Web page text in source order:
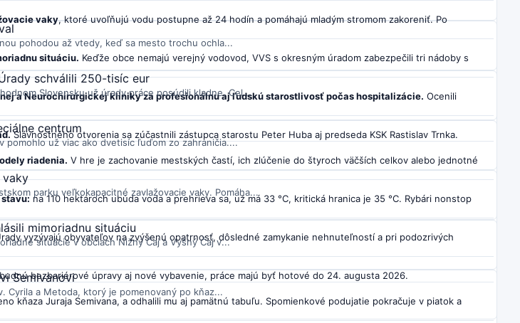
vaky, ktoré uvoľňujú vodu postupne až 24 hodín a pomáhajú mladým stromom zakoreniť. Po
situáciu. Keďže obce nemajú verejný vodovod, VVS s okresným úradom zabezpečili tri nádoby s
a Neurochirurgickej kliniky za profesionálnu aj ľudskú starostlivosť počas hospitalizácie. Ocenili
Slávnostného otvorenia sa zúčastnili zástupca starostu Peter Huba aj predseda KSK Rastislav Trnka.
riadenia. V hre je zachovanie mestských častí, ich zlúčenie do štyroch väčších celkov alebo jednotné
na 110 hektároch ubúda voda a prehrieva sa, už má 33 °C, kritická hranica je 35 °C. Rybári nonstop
vyzývajú obyvateľov na zvýšenú opatrnosť, dôsledné zamykanie nehnuteľností a pri podozrivých
bezbariérové úpravy aj nové vybavenie, práce majú byť hotové do 24. augusta 2026.
kňaza Juraja Semivana, a odhalili mu aj pamätnú tabuľu. Spomienkové podujatie pokračuje v piatok a
pohodou až vtedy, keď sa mesto trochu ochla...
schválili 250-tisíc eur
Slovensku už úrady práce posúdili kladne. Cel...
centrum
pomohlo už viac ako dvetisíc ľuďom zo zahraničia....
vaky
parku veľkokapacitné zavlažovacie vaky. Pomáha...
mimoriadnu situáciu
situácie v obciach Nižný Čaj a Vyšný Čaj v...
Semivanovi
Cyrila a Metoda, ktorý je pomenovaný po kňaz...